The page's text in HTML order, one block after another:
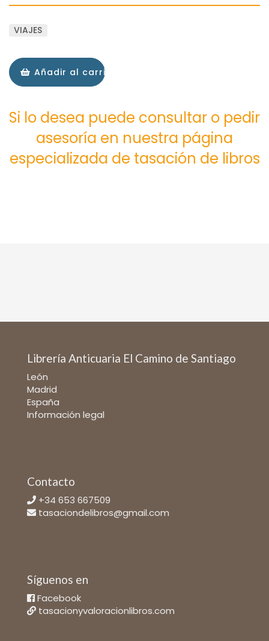
VIAJES
Añadir al carrito
Si lo desea puede consultar o pedir
asesoría en nuestra página
especializada de tasación de libros
Librería Anticuaria El Camino de Santiago
León
Madrid
España
Información legal
Contacto
+34 653 667509
tasaciondelibros@gmail.com
Síguenos en
Facebook
tasacionyvaloracionlibros.com